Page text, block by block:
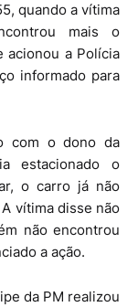
quando a vítima
mais o
acionou a Polícia
informado para
com o dono da
estacionado o
o carro já não
vítima disse não
não encontrou
a ação.
da PM realizou